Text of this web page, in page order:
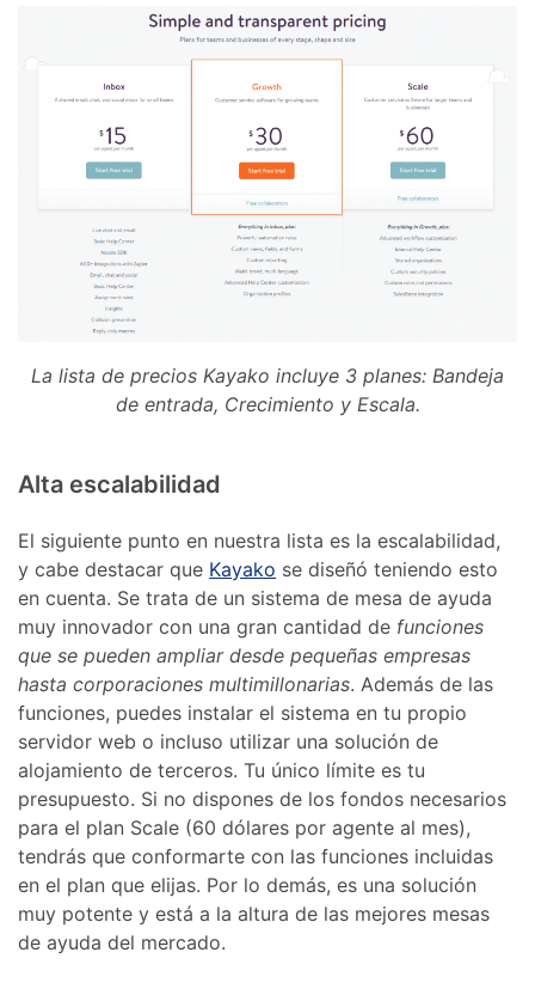
La lista de precios Kayako incluye 3 planes: Bandeja
de entrada, Crecimiento y Escala.
Alta escalabilidad
El siguiente punto en nuestra lista es la escalabilidad,
y cabe destacar que Kayako se diseñó teniendo esto
en cuenta. Se trata de un sistema de mesa de ayuda
muy innovador con una gran cantidad de funciones
que se pueden ampliar desde pequeñas empresas
hasta corporaciones multimillonarias. Además de las
funciones, puedes instalar el sistema en tu propio
servidor web o incluso utilizar una solución de
alojamiento de terceros. Tu único límite es tu
presupuesto. Si no dispones de los fondos necesarios
para el plan Scale (60 dólares por agente al mes),
tendrás que conformarte con las funciones incluidas
en el plan que elijas. Por lo demás, es una solución
muy potente y está a la altura de las mejores mesas
de ayuda del mercado.